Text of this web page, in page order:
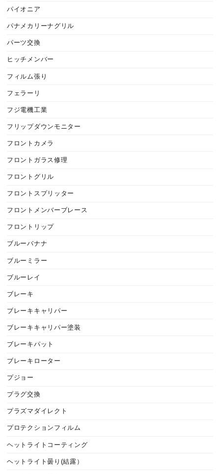
パイオニア
パナメカリーナグリル
パーツ交換
ヒッチメンバー
フィルム張り
フェラーリ
フジ電機工業
フリップダウンモニター
フロントカメラ
フロントガラス修理
フロントグリル
フロントスプリッター
フロントメンバーブレース
フロントリップ
ブルーバナナ
ブルーミラー
ブルーレイ
ブレーキ
ブレーキキャリパー
ブレーキキャリパー塗装
ブレーキパット
ブレーキローター
プジョー
プラグ交換
プラズマダイレクト
プロテクションフィルム
ヘットライトコーティング
ヘットライト曇り(結露）